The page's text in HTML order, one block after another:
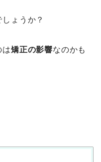
ょうか？
は矯正の影響なのかも